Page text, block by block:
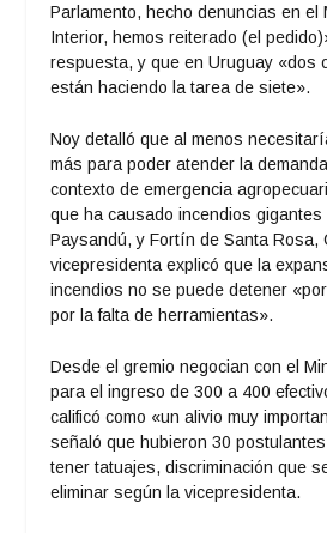
Parlamento, hecho denuncias en el
Interior, hemos reiterado (el
respuesta, y que en Uruguay «dos
están haciendo la tarea de siete».
Noy detalló que al menos
más para poder atender la
contexto de emergencia
que ha causado incendios gigantes
Paysandú, y Fortín de Santa Rosa,
vicepresidenta explicó que la
incendios no se puede detener
por la falta de herramientas».
Desde el gremio negocian con el
para el ingreso de 300 a 400
calificó como «un alivio muy
señaló que hubieron 30
tener tatuajes, discriminación que
eliminar según la vicepresidenta.